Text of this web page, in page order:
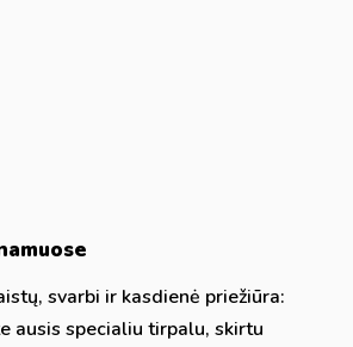
svarbi ir kasdienė priežiūra:
ausis specialiu tirpalu, skirtu